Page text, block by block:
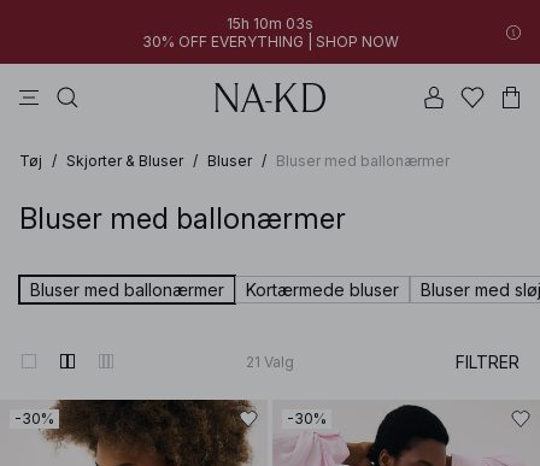
15h 10m 02s
30% OFF EVERYTHING | SHOP NOW
Tøj / Skjorter & Bluser / Bluser / Bluser med ballonærmer
Bluser med ballonærmer
Bluser med ballonærmer Kortærmede bluser Bluser med
21 Valg FILTRER
-30% -30%